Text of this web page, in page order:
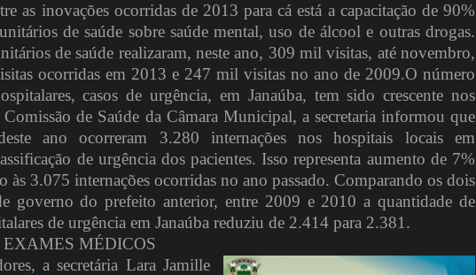
as inovações ocorridas de 2013 para cá está a capacitação de 90%
de saúde sobre saúde mental, uso de álcool e outras drogas.
de saúde realizaram, neste ano, 309 mil visitas, até novembro,
ocorridas em 2013 e 247 mil visitas no ano de 2009.O número
casos de urgência, em Janaúba, tem sido crescente nos
de Saúde da Câmara Municipal, a secretaria informou que
ano ocorreram 3.280 internações nos hospitais locais em
de urgência dos pacientes. Isso representa aumento de 7%
às 3.075 internações ocorridas no ano passado. Comparando os dois
governo do prefeito anterior, entre 2009 e 2010 a quantidade de
de urgência em Janaúba reduziu de 2.414 para 2.381.
MÉDICOS
a secretária Lara Jamille